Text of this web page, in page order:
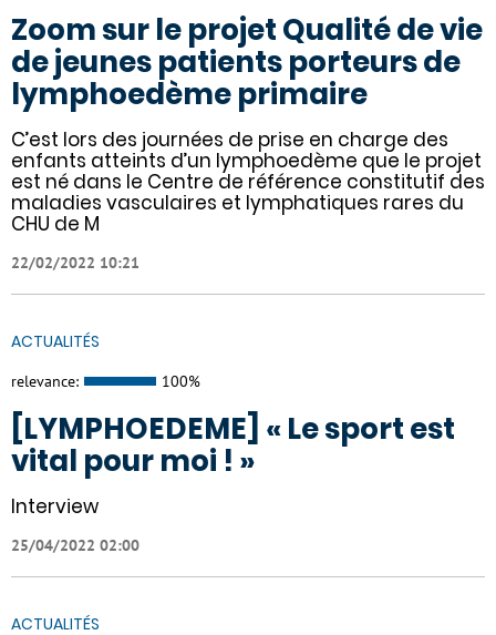
Zoom sur le projet Qualité de vie
de jeunes patients porteurs de
lymphoedème primaire
C’est lors des journées de prise en charge des
enfants atteints d’un lymphoedème que le projet
est né dans le Centre de référence constitutif des
maladies vasculaires et lymphatiques rares du
CHU de M
22/02/2022 10:21
ACTUALITÉS
relevance: 100%
[LYMPHOEDEME] « Le sport est
vital pour moi ! »
Interview
25/04/2022 02:00
ACTUALITÉS